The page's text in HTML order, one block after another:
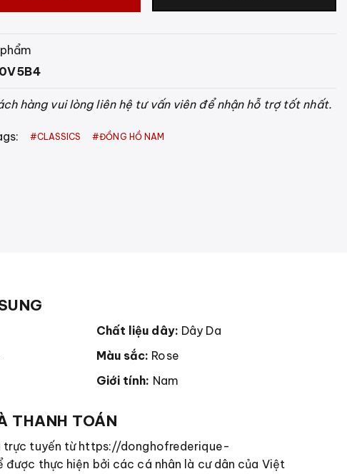
hàng vui lòng liên hệ tư vấn viên để nhận hỗ trợ tốt nhất.
#CLASSICS #ĐỒNG HỒ NAM
Chất liệu dây: Dây Da
Màu sắc: Rose
Giới tính: Nam
THANH TOÁN
trực tuyến từ https://donghofrederique-
thực hiện bởi các cá nhân là cư dân của Việt